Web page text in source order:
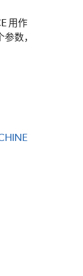
用作
数，